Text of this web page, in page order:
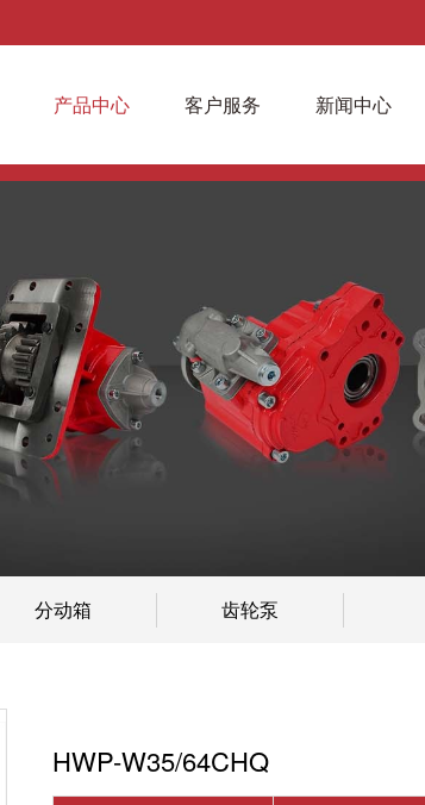
产品中心 客户服务 新闻中心
分动箱 齿轮泵
HWP-W35/64CHQ